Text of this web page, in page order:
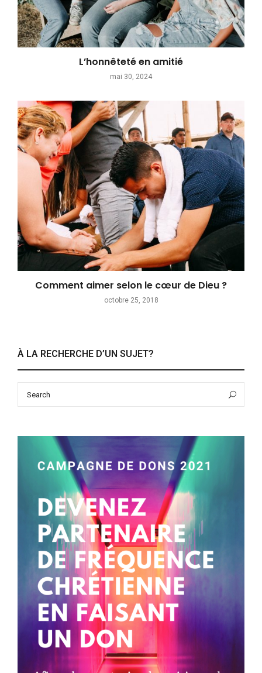
L’honnêteté en amitié
mai 30, 2024
Comment aimer selon le cœur de Dieu ?
octobre 25, 2018
À LA RECHERCHE D’UN SUJET?